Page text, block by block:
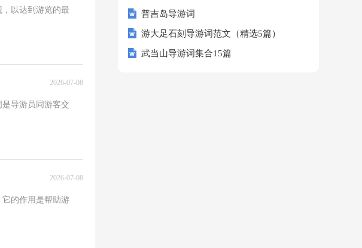
以达到游览的最
2026-07-08
导游员同游客交
2026-07-08
的作用是帮助游
普吉岛导游词
游大足石刻导游词范文（精选5篇）
武当山导游词集合15篇